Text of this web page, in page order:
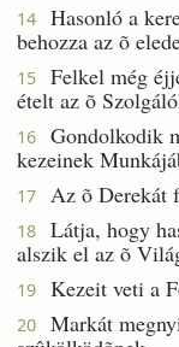
14
Hasonló a
behozza az õ
15
Felkel még
ételt az õ
16
Gondolkodik
kezeinek
17 Az õ Derekát
18
Látja, hogy
alszik el az õ
19 Kezeit veti a
20
Markát